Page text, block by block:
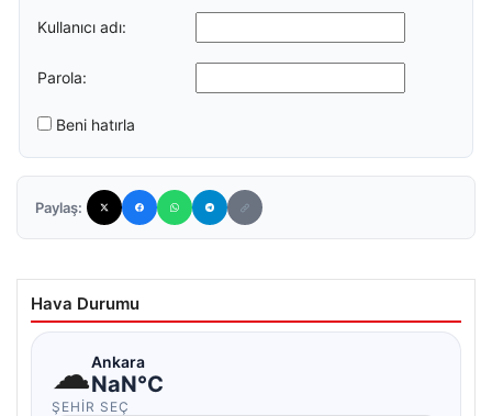
Kullanıcı adı:
Parola:
Beni hatırla
Paylaş:
Hava Durumu
☁Ankara
NaN°C
ŞEHIR SEÇ